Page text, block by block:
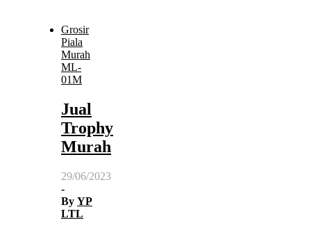
Grosir
Piala
Murah
ML-
01M
Jual
Trophy
Murah
29/06/2023
-
By YP
LTL